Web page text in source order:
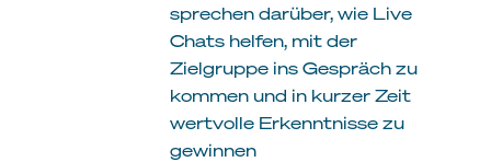
sprechen darüber, wie Live
Chats helfen, mit der
Zielgruppe ins Gespräch zu
kommen und in kurzer Zeit
wertvolle Erkenntnisse zu
gewinnen